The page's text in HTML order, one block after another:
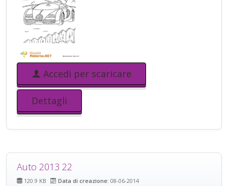
Accedi per scaricare
Dettagli
Auto 2013 22
120.9 KB Data di creazione: 08-06-2014